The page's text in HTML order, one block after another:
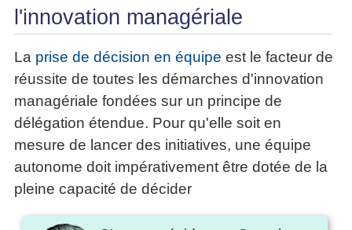
l'innovation managériale
La prise de décision en équipe est le facteur de
réussite de toutes les démarches d'innovation
managériale fondées sur un principe de
délégation étendue. Pour qu'elle soit en
mesure de lancer des initiatives, une équipe
autonome doit impérativement être dotée de la
pleine capacité de décider